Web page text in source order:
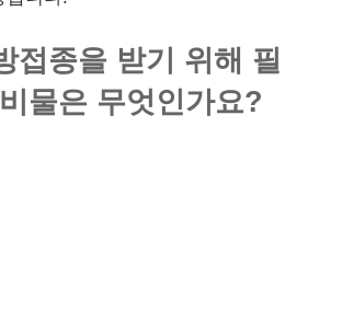
접종을 받기 위해 필
물은 무엇인가요?